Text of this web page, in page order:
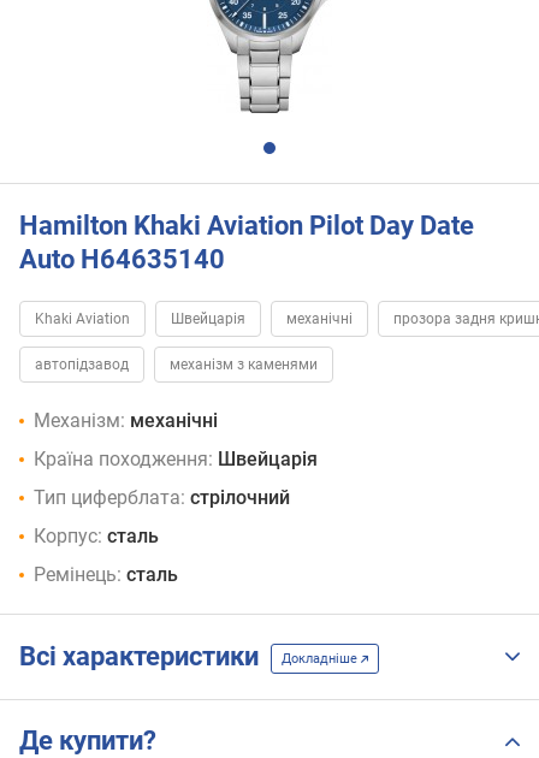
Hamilton Khaki Aviation Pilot Day Date
Auto H64635140
Khaki Aviation Швейцарія механічні прозора задня
автопідзавод механізм з каменями
Механізм: механічні
Країна походження: Швейцарія
Тип циферблата: стрілочний
Корпус: сталь
Ремінець: сталь
Всі характеристики Докладніше
Де купити?